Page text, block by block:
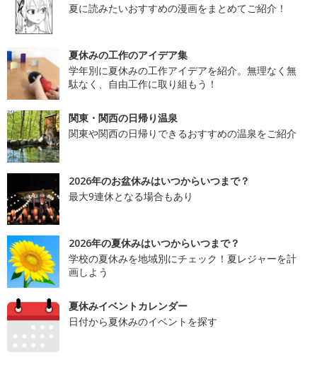
夏に読みたいおすすめの漫画をまとめてご紹介！
夏休みの工作のアイデア集
学年別に夏休みの工作アイデアを紹介。無理なく無
駄なく、自由工作に取り組もう！
関東・関西の日帰り温泉
関東や関西の日帰りできるおすすめの温泉をご紹介
2026年のお盆休みはいつからいつまで？
最大9連休となる場合もあり
2026年の夏休みはいつからいつまで？
学校の夏休みを地域別にチェック！夏レジャーを計
画しよう
夏休みイベントカレンダー
日付から夏休みのイベントを探す